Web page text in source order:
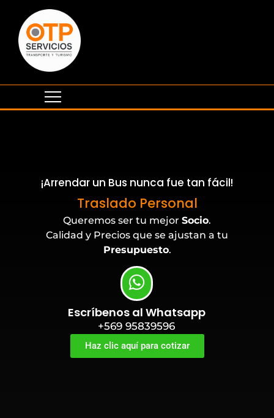
¡Arrendar un Bus nunca fue tan fácil!
Traslado Personal
Eventos Corporativos
Queremos ser tu mejor Socio.
Calidad y Precios que se ajustan a tu
Presupuesto.
Escríbenos al Whatsapp
+569 95839596
Haz clic aquí para cotizar